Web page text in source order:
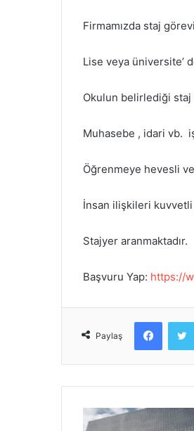
Firmamızda staj
Lise veya üniversite’
Okulun belirlediği staj
Muhasebe , idari vb.
Öğrenmeye hevesli
İnsan ilişkileri kuvvetli
Stajyer aranmaktadır.
Başvuru Yap: https://
Paylaş